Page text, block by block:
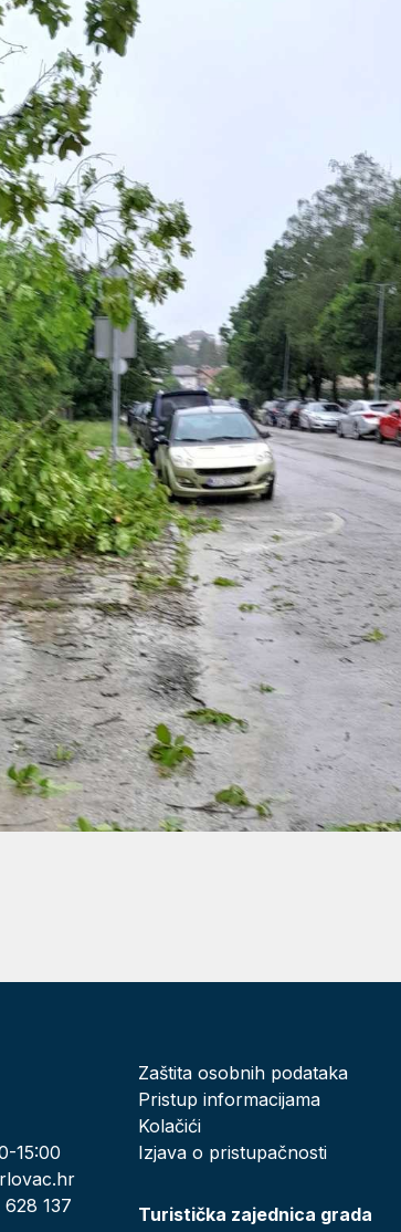
15:00
137
Zaštita osobnih podataka
Pristup informacijama
Kolačići
Izjava o pristupačnosti
Turistička zajednica grada